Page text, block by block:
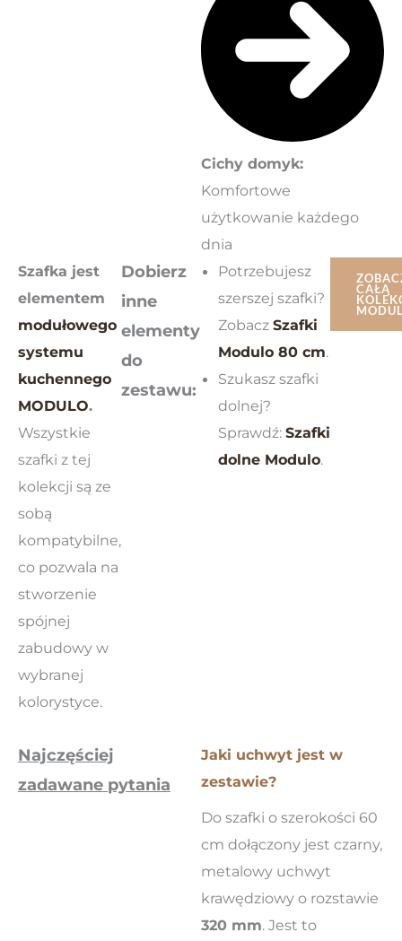
Cichy domyk:
Komfortowe
użytkowanie każdego
dnia
Szafka jest
elementem
modułowego
systemu
kuchennego
MODULO.
Wszystkie
szafki z tej
kolekcji są ze
sobą
kompatybilne,
co pozwala na
stworzenie
spójnej
zabudowy w
wybranej
kolorystyce.
Dobierz
inne
elementy
do
zestawu:
Potrzebujesz
szerszej szafki?
Zobacz Szafki
Modulo 80 cm.
Szukasz szafki
dolnej?
Sprawdź: Szafki
dolne Modulo.
CAŁĄ
Najczęściej
zadawane pytania
Jaki uchwyt jest w
zestawie?
Do szafki o szerokości 60
cm dołączony jest czarny,
metalowy uchwyt
krawędziowy o rozstawie
320 mm. Jest to